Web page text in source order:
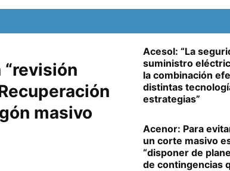
“revisión
masivo
Acesol: “La
suministro
la combinación
distintas
estrategias”
Acenor: Para
un corte masivo
“disponer de
de contingencias